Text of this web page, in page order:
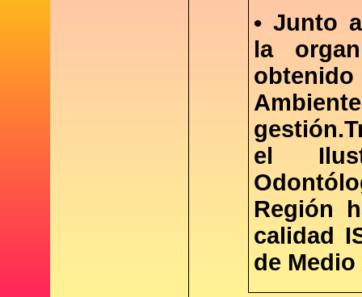
• Junto
la
el
Región
calidad
de Medio